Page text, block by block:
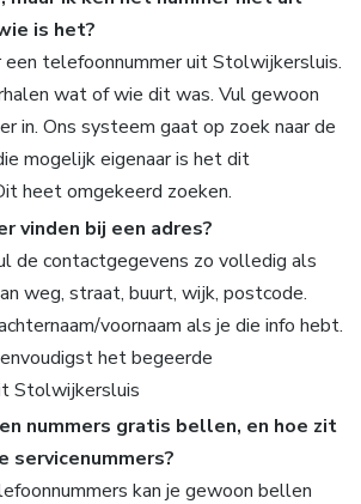
is het?
een telefoonnummer uit Stolwijkersluis.
wat of wie dit was. Vul gewoon
in. Ons systeem gaat op zoek naar de
mogelijk eigenaar is het dit
heet omgekeerd zoeken.
vinden bij een adres?
de contactgegevens zo volledig als
weg, straat, buurt, wijk, postcode.
voornaam als je die info hebt.
het begeerde
Stolwijkersluis
nummers gratis bellen, en hoe zit
kan je gewoon bellen